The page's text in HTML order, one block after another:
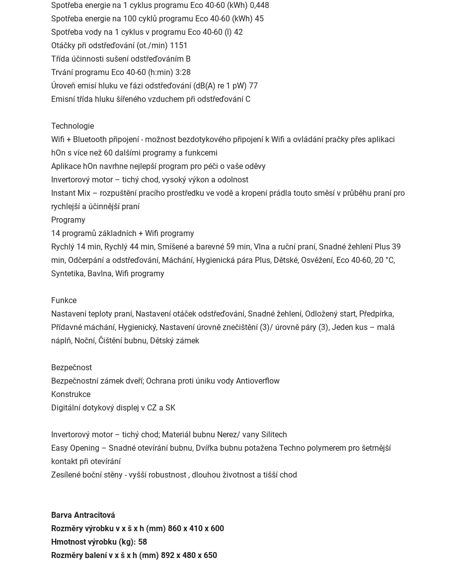
Spotřeba energie na 1 cyklus programu Eco 40-60 (kWh) 0,448
Spotřeba energie na 100 cyklů programu Eco 40-60 (kWh) 45
Spotřeba vody na 1 cyklus v programu Eco 40-60 (l) 42
Otáčky při odstřeďování (ot./min) 1151
Třída účinnosti sušení odstřeďováním B
Trvání programu Eco 40-60 (h:min) 3:28
Úroveň emisí hluku ve fázi odstřeďování (dB(A) re 1 pW) 77
Emisní třída hluku šířeného vzduchem při odstřeďování C
Technologie
Wifi + Bluetooth připojení - možnost bezdotykového připojení k Wifi a ovládání pračky přes aplikaci
hOn s více než 60 dalšími programy a funkcemi
Aplikace hOn navrhne nejlepší program pro péči o vaše oděvy
Invertorový motor – tichý chod, vysoký výkon a odolnost
Instant Mix – rozpuštění pracího prostředku ve vodě a kropení prádla touto směsí v průběhu praní pro
rychlejší a účinnější praní
Programy
14 programů základních + Wifi programy
Rychlý 14 min, Rychlý 44 min, Smíšené a barevné 59 min, Vlna a ruční praní, Snadné žehlení Plus 39
min, Odčerpání a odstřeďování, Máchání, Hygienická pára Plus, Dětské, Osvěžení, Eco 40-60, 20 °C,
Syntetika, Bavlna, Wifi programy
Funkce
Nastavení teploty praní, Nastavení otáček odstřeďování, Snadné žehlení, Odložený start, Předpírka,
Přídavné máchání, Hygienický, Nastavení úrovně znečištění (3)/ úrovně páry (3), Jeden kus – malá
náplň, Noční, Čištění bubnu, Dětský zámek
Bezpečnost
Bezpečnostní zámek dveří; Ochrana proti úniku vody Antioverflow
Konstrukce
Digitální dotykový displej v CZ a SK
Invertorový motor – tichý chod; Materiál bubnu Nerez/ vany Silitech
Easy Opening – Snadné otevírání bubnu, Dvířka bubnu potažena Techno polymerem pro šetrnější
kontakt při otevírání
Zesílené boční stěny - vyšší robustnost , dlouhou životnost a tišší chod
Barva Antracitová
Rozměry výrobku v x š x h (mm) 860 x 410 x 600
Hmotnost výrobku (kg): 58
Rozměry balení v x š x h (mm) 892 x 480 x 650